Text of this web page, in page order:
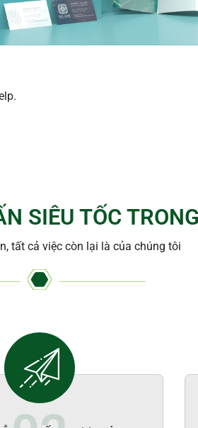
SIÊU TỐC
tất cả việc còn lại là của chúng tôi